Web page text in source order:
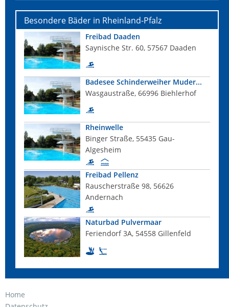
Besondere Bäder in Rheinland-Pfalz
Freibad Daaden
Saynische Str. 60, 57567 Daaden
Badesee Schinderweiher Muder...
Wasgaustraße, 66996 Biehlerhof
Rheinwelle
Binger Straße, 55435 Gau-
Algesheim
Freibad Pellenz
Rauscherstraße 98, 56626
Andernach
Naturbad Pulvermaar
Feriendorf 3A, 54558 Gillenfeld
Home